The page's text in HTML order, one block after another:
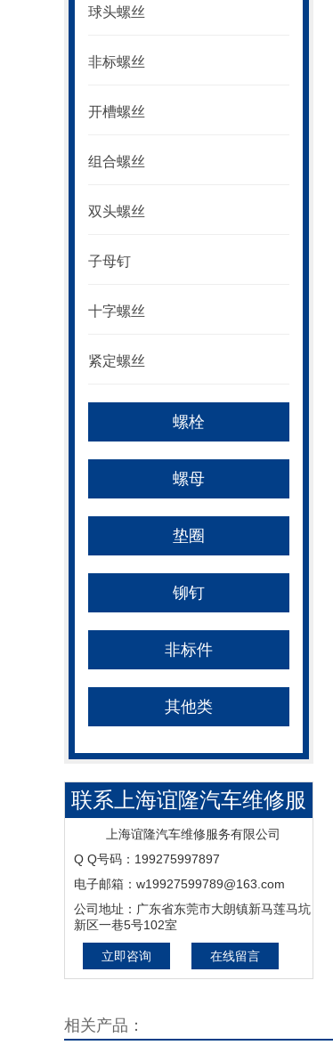
球头螺丝
非标螺丝
开槽螺丝
组合螺丝
双头螺丝
子母钉
十字螺丝
紧定螺丝
螺栓
螺母
垫圈
铆钉
非标件
其他类
联系上海谊隆汽车维修服
务有限公司
上海谊隆汽车维修服务有限公司
Q Q号码：199275997897
电子邮箱：w19927599789@163.com
公司地址：广东省东莞市大朗镇新马莲马坑
新区一巷5号102室
立即咨询 在线留言
相关产品：